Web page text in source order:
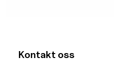
Kontakt oss